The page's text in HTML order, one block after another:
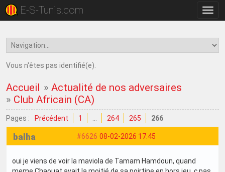
la
E-S-Tunis.com
Vous n'êtes pas identifié(e).
Accueil »Actualité de nos adversaires
» Club Africain (CA)
Pages : Précédent 1 264 265 266
#6626 08-02-2026 17:45
balha
oui je viens de voir la maviola de Tamam Hamdoun, quand